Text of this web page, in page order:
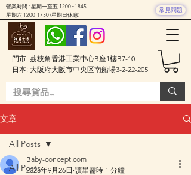
門市: 荔枝角香港工業中心B座1樓B7-10
日本: 大阪府大阪市中央区南船場3-2-22-205
營業時間 : 星期一至五 1200~1845
星期六 1200-1730(星期日休息)
常見問題
文章
All Posts
All Posts
Baby-concept.com
2025年9月26日 讀畢需時 1 分鐘